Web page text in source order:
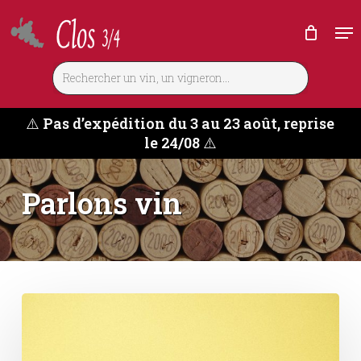
to
main
⚠️ Pas d’expédition du 3 au 23 août, reprise
le 24/08⚠️
Parlons vin
Les